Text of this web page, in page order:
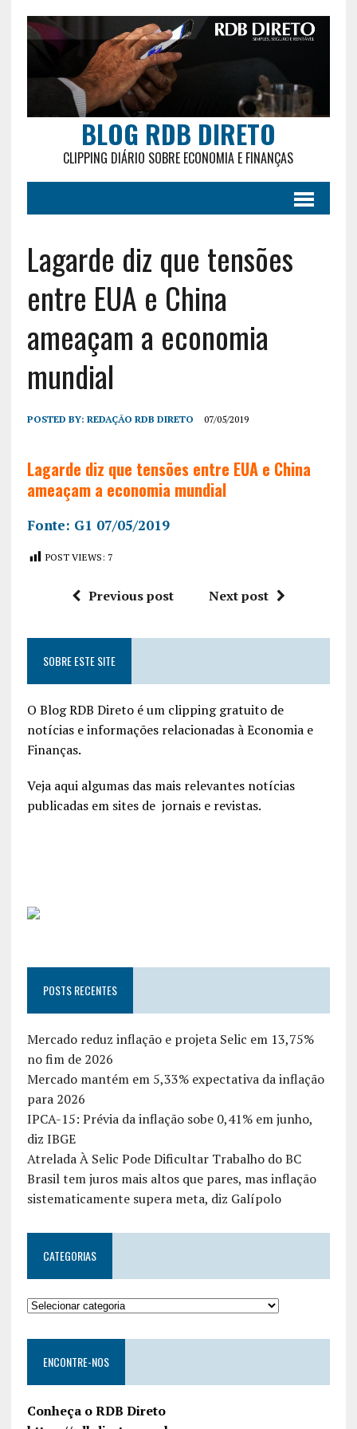
BLOG RDB DIRETO
CLIPPING DIÁRIO SOBRE ECONOMIA E FINANÇAS
Lagarde diz que tensões
entre EUA e China
ameaçam a economia
mundial
POSTED BY: REDAÇÃO RDB DIRETO 07/05/2019
Lagarde diz que tensões entre EUA e China
ameaçam a economia mundial
Fonte: G1 07/05/2019
POST VIEWS: 7
Previous post Next post
SOBRE ESTE SITE
O Blog RDB Direto é um clipping gratuito de
notícias e informações relacionadas à Economia e
Finanças.
Veja aqui algumas das mais relevantes notícias
publicadas em sites de jornais e revistas.
POSTS RECENTES
Mercado reduz inflação e projeta Selic em 13,75%
no fim de 2026
Mercado mantém em 5,33% expectativa da inflação
para 2026
IPCA-15: Prévia da inflação sobe 0,41% em junho,
diz IBGE
Atrelada À Selic Pode Dificultar Trabalho do BC
Brasil tem juros mais altos que pares, mas inflação
sistematicamente supera meta, diz Galípolo
CATEGORIAS
ENCONTRE-NOS
Conheça o RDB Direto